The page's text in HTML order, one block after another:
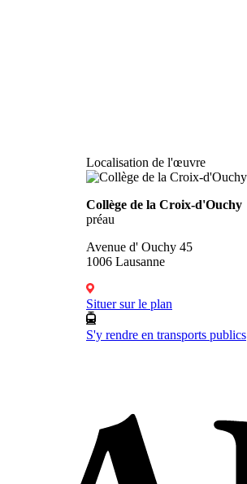
Localisation de l'œuvre
Collège de la Croix-d'Ouchy
préau
Avenue d' Ouchy 45
1006 Lausanne
Situer sur le plan
S'y rendre en transports publics